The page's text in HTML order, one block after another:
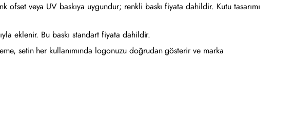
veya UV baskıya uygundur; renkli baskı fiyata dahildir. Kutu tasarımı
eklenir. Bu baskı standart fiyata dahildir.
setin her kullanımında logonuzu doğrudan gösterir ve marka